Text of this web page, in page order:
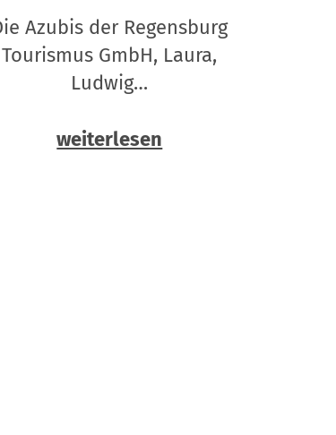
Azubis der Regensburg
Tourismus GmbH, Laura,
Ludwig…
weiterlesen